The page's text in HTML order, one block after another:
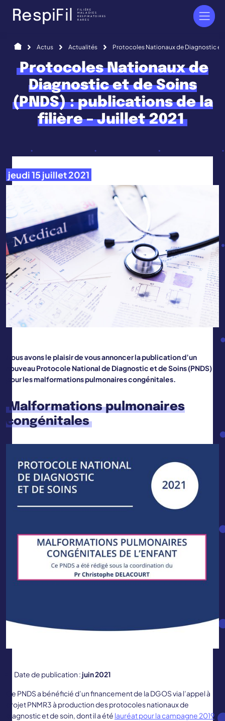
Respi Fi FILIÈRE
MALADIES
RESPIRATOIRES
RARES
AccueilActus Actualités Protocoles Nationaux de Diagnostic et
Protocoles Nationaux de
Diagnostic et de Soins
(PNDS) : publications de la
filière – Juillet 2021
jeudi 15 juillet 2021
Nous avons le plaisir de vous annoncer la publication d’un
nouveau Protocole National de Diagnostic et de Soins (PNDS)
pour les malformations pulmonaires congénitales.
Malformations pulmonaires
congénitales
Date de publication :juin 2021
Ce PNDS a bénéficié d’un financement de la DGOS via l’appel à
projet PNMR3 à production des protocoles nationaux de
diagnostic et de soin, dont il a été lauréat pour la campagne 2019